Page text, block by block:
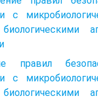
с
правил
с